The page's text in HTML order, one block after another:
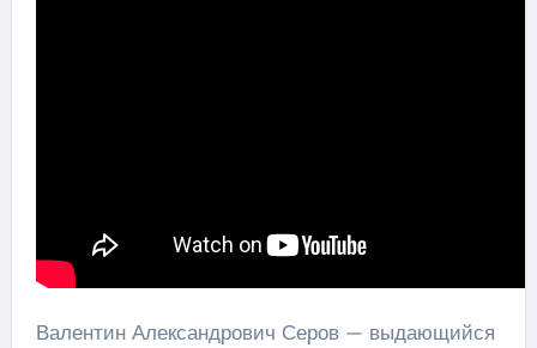
Валентин Александрович Серов — выдающийся